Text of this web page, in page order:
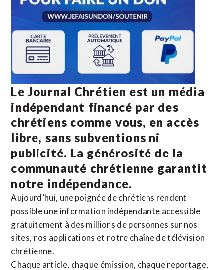
Le Journal Chrétien est un média
indépendant financé par des
chrétiens comme vous, en accès
libre, sans subventions ni
publicité. La générosité de la
communauté chrétienne garantit
notre indépendance.
Aujourd’hui, une poignée de chrétiens rendent
possible une information indépendante accessible
gratuitement à des millions de personnes sur nos
sites, nos applications et notre chaîne de télévision
chrétienne.
Chaque article, chaque émission, chaque reportage,